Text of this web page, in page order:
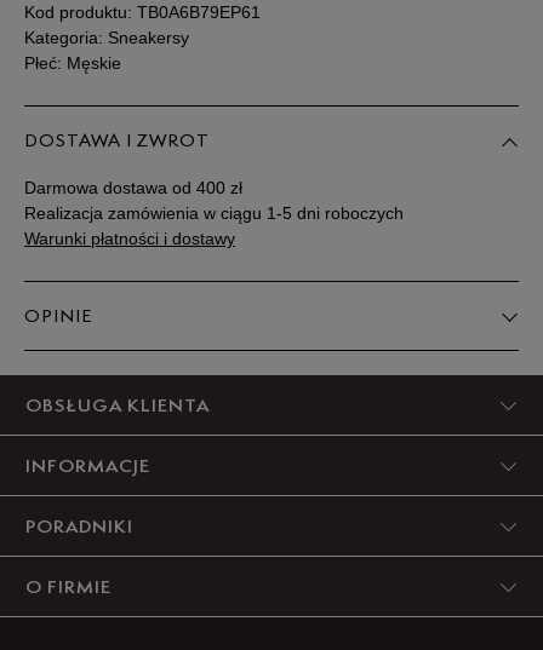
46 30 cm
Zobacz jak zmierzyć stopę?
Kod produktu: TB0A6B79EP61
Kategoria: Sneakersy
Płeć: Męskie
DOSTAWA I ZWROT
Darmowa dostawa od 400 zł
Realizacja zamówienia w ciągu 1-5 dni roboczych
Warunki płatności i dostawy
OPINIE
5
4
3
2
OBSŁUGA KLIENTA
INFORMACJE
PORADNIKI
O FIRMIE